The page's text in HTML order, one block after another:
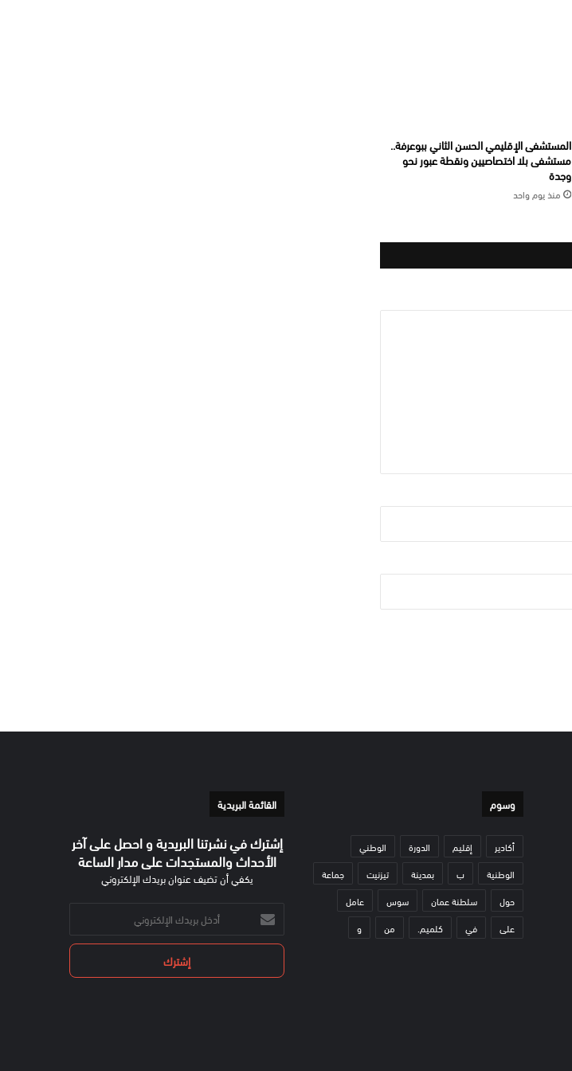
المستشفى الإقليمي الحسن الثاني ببوعرفة..
مستشفى بلا اختصاصيين ونقطة عبور نحو
وجدة
منذ يوم واحد
وسوم
أكادير إقليم الدورة
الوطني
الوطنية
ب بمدينة تيزنيت
جماعة
حول
سلطنة عمان سوس
عامل
على
في كلميم. من و
القائمة البريدية
إشترك في نشرتنا البريدية و احصل على آخر
الأحداث والمستجدات على مدار الساعة
يكفي أن تضيف عنوان بريدك الإلكتروني
أدخل
بريدك
الإلكتروني